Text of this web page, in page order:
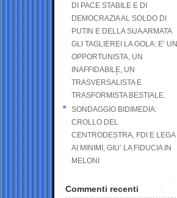
DI PACE STABILE E DI
DEMOCRAZIA AL SOLDO DI
PUTIN E DELLA SUA ARMATA
GLI TAGLIEREI LA GOLA: E’ UN
OPPORTUNISTA, UN
INAFFIDABILE, UN
TRASVERSALISTA E
TRASFORMISTA BESTIALE.
SONDAGGIO BIDIMEDIA:
CROLLO DEL
CENTRODESTRA, FDI E LEGA
AI MINIMI, GIU’ LA FIDUCIA IN
MELONI
Commenti recenti